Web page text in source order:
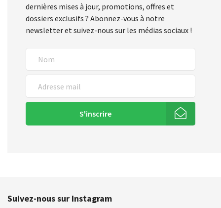
dernières mises à jour, promotions, offres et
dossiers exclusifs ? Abonnez-vous à notre
newsletter et suivez-nous sur les médias sociaux !
S'inscrire
Suivez-nous sur Instagram